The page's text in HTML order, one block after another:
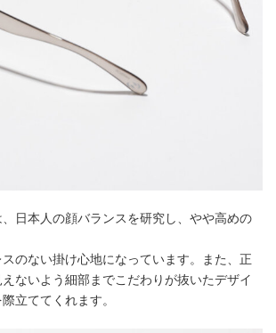
日本人の顔バランスを研究し、やや高めの
のない掛け心地になっています。また、正
ないよう細部までこだわりが抜いたデザイ
立ててくれます。